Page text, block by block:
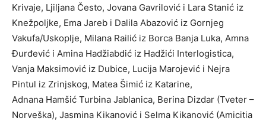
Krivaje, Ljiljana Često, Jovana Gavrilović i Lara Stanić iz
Knežpoljke, Ema Jareb i Dalila Abazović iz Gornjeg
Vakufa/Uskoplje, Milana Railić iz Borca Banja Luka, Amna
Đurđević i Amina Hadžiabdić iz Hadžići Interlogistica,
Vanja Maksimović iz Dubice, Lucija Marojević i Nejra
Pintul iz Zrinjskog, Matea Šimić iz Katarine,
Adnana Hamšić Turbina Jablanica, Berina Dizdar (Tveter –
Norveška), Jasmina Kikanović i Selma Kikanović (Amicitia